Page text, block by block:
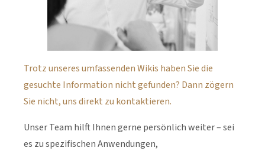
Trotz unseres umfassenden Wikis haben Sie die
gesuchte Information nicht gefunden? Dann zögern
Sie nicht, uns direkt zu kontaktieren.
Unser Team hilft Ihnen gerne persönlich weiter – sei
es zu spezifischen Anwendungen,